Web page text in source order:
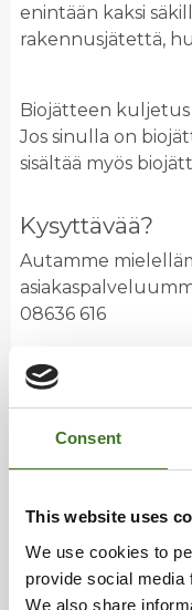
Consent
This website uses
We use cookies to
provide social media
We also share
enintään kaksi
rakennusjätettä,
Biojätteen kuljetus
Jos sinulla on
sisältää myös
Kysyttävää?
Autamme
08636 616